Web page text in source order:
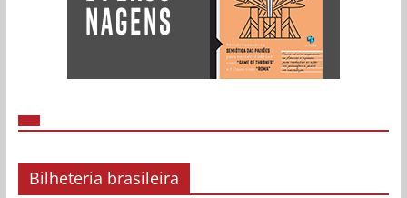
Bilheteria brasileira